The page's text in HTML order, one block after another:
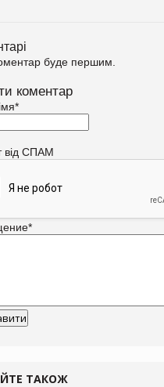
буде першим.
коментар
*
від СПАМ
*
ТАКОЖ